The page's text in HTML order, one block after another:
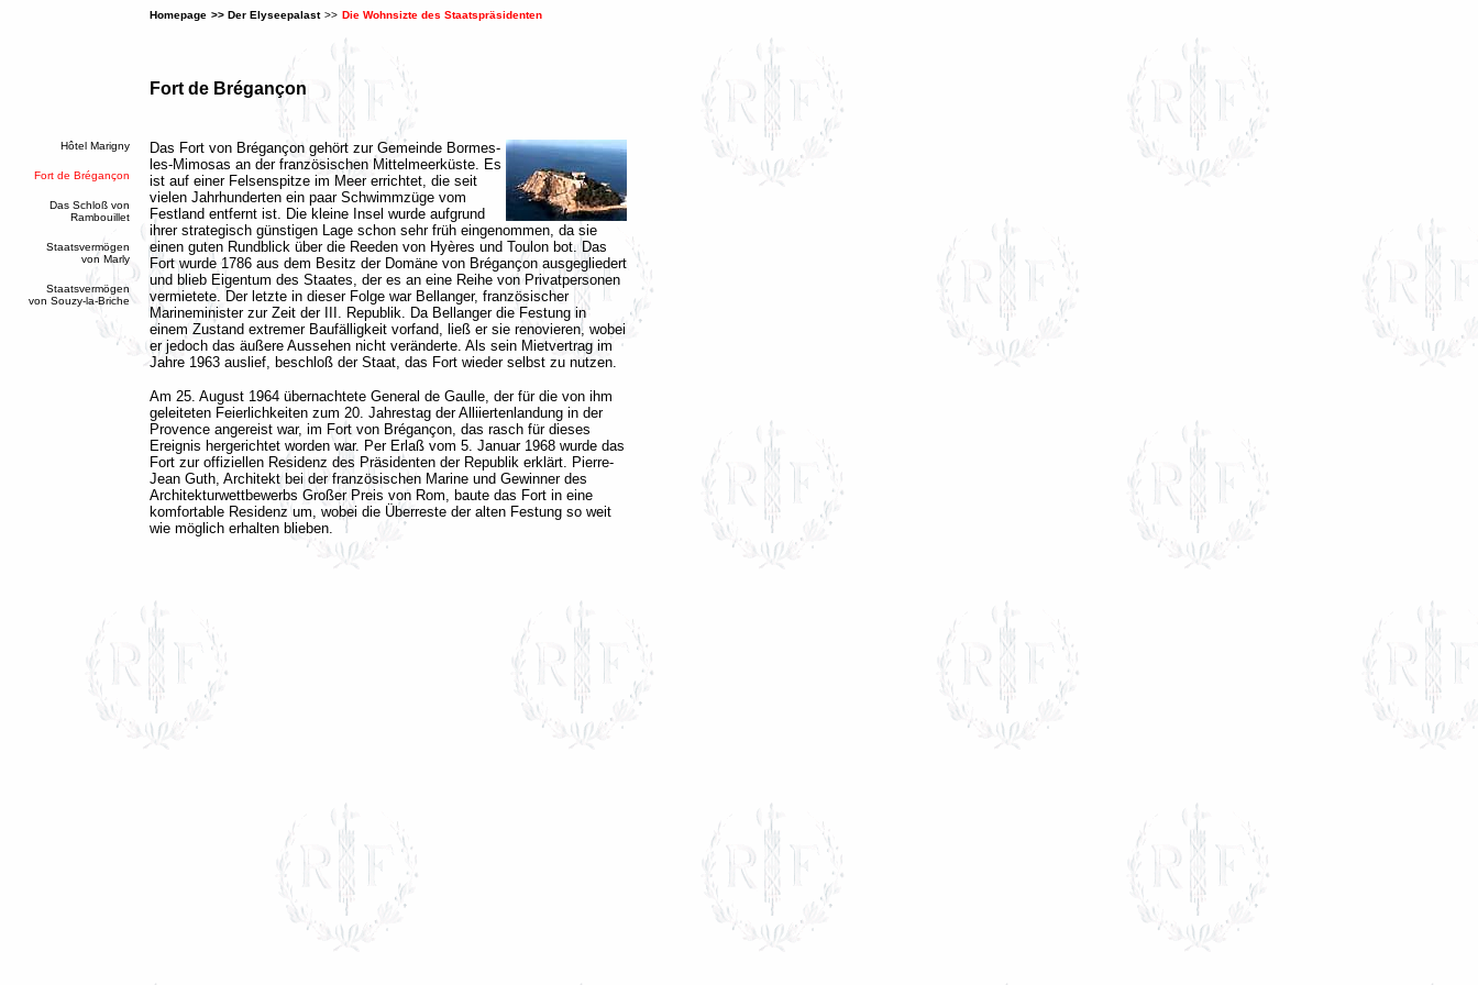
Homepage >> Der Elyseepalast >> Die Wohnsizte des Staatspräsidenten
Fort de Brégançon
Hôtel Marigny
Fort de Brégançon
Das Schloß von
Rambouillet
Staatsvermögen
von Marly
Staatsvermögen
von Souzy-la-Briche
Das Fort von Brégançon gehört zur Gemeinde Bormes-
les-Mimosas an der französischen Mittelmeerküste. Es
ist auf einer Felsenspitze im Meer errichtet, die seit
vielen Jahrhunderten ein paar Schwimmzüge vom
Festland entfernt ist. Die kleine Insel wurde aufgrund
ihrer strategisch günstigen Lage schon sehr früh eingenommen, da sie
einen guten Rundblick über die Reeden von Hyères und Toulon bot. Das
Fort wurde 1786 aus dem Besitz der Domäne von Brégançon ausgegliedert
und blieb Eigentum des Staates, der es an eine Reihe von Privatpersonen
vermietete. Der letzte in dieser Folge war Bellanger, französischer
Marineminister zur Zeit der III. Republik. Da Bellanger die Festung in
einem Zustand extremer Baufälligkeit vorfand, ließ er sie renovieren, wobei
er jedoch das äußere Aussehen nicht veränderte. Als sein Mietvertrag im
Jahre 1963 auslief, beschloß der Staat, das Fort wieder selbst zu nutzen.
Am 25. August 1964 übernachtete General de Gaulle, der für die von ihm
geleiteten Feierlichkeiten zum 20. Jahrestag der Alliiertenlandung in der
Provence angereist war, im Fort von Brégançon, das rasch für dieses
Ereignis hergerichtet worden war. Per Erlaß vom 5. Januar 1968 wurde das
Fort zur offiziellen Residenz des Präsidenten der Republik erklärt. Pierre-
Jean Guth, Architekt bei der französischen Marine und Gewinner des
Architekturwettbewerbs Großer Preis von Rom, baute das Fort in eine
komfortable Residenz um, wobei die Überreste der alten Festung so weit
wie möglich erhalten blieben.